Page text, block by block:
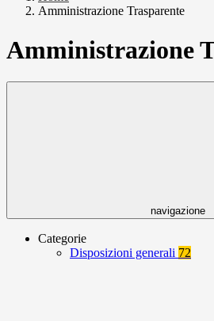
Amministrazione Trasparente
Amministrazione
navigazione
Categorie
Disposizioni generali 72